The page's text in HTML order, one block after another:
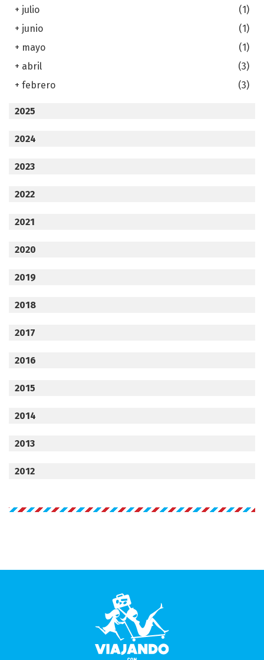
+ julio
(1)
+ junio
(1)
+ mayo
(1)
+ abril
(3)
+ febrero (3)
2025
2024
2023
2022
2021
2020
2019
2018
2017
2016
2015
2014
2013
2012